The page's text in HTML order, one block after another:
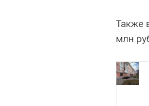
Также
млн